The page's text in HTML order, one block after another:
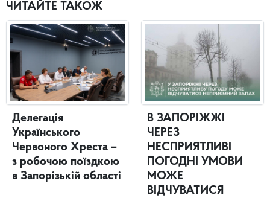
ЧИТАЙТЕ ТАКОЖ
Делегація
Українського
Червоного Хреста –
з робочою поїздкою
в Запорізькій області
В ЗАПОРІЖЖІ
ЧЕРЕЗ
НЕСПРИЯТЛИВІ
ПОГОДНІ УМОВИ
МОЖЕ
ВІДЧУВАТИСЯ